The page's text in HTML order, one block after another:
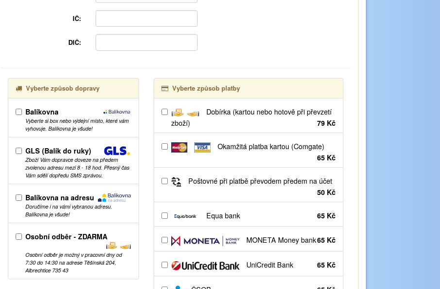
IČ:
DIČ:
Vyberte způsob dopravy
Balíkovna
Vyberte si box nebo výdejní místo, které vám
vyhovuje. Balíkovna je všude!
GLS (Balík do ruky)
Zboží Vám dopravce doveze na předem
zvolenou adresu mezi 8 - 18 hod. Přesný čas
Vám sdělí dopředu SMS zprávou.
Balíkovna na adresu
Doručíme i na vámi vybranou adresu.
Balíkovna je všude!
Osobní odběr - ZDARMA
Osobní odběr je možný v pracovní dny od
7:30 do 14:30 na adrese Těšínská 204,
Albrechtice 735 43
Vyberte způsob platby
Dobírka (kartou nebo hotově při převzetí
zboží)
79 Kč
Okamžitá platba kartou (Comgate)
65 Kč
Poštovné při platbě převodem předem na účet
50 Kč
Equa bank 65 Kč
MONETA Money bank65 Kč
UniCredit Bank 65 Kč